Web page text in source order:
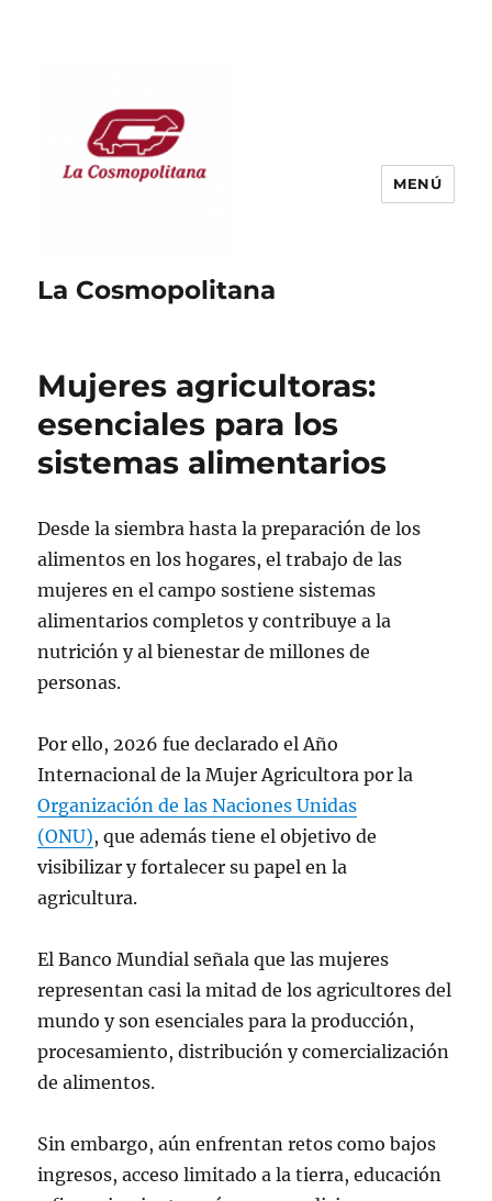
La Cosmopolitana
MENÚ
Mujeres agricultoras:
esenciales para los
sistemas alimentarios
Desde la siembra hasta la preparación de los
alimentos en los hogares, el trabajo de las
mujeres en el campo sostiene sistemas
alimentarios completos y contribuye a la
nutrición y al bienestar de millones de
personas.
Por ello, 2026 fue declarado el Año
Internacional de la Mujer Agricultora por la
Organización de las Naciones Unidas
(ONU), que además tiene el objetivo de
visibilizar y fortalecer su papel en la
agricultura.
El Banco Mundial señala que las mujeres
representan casi la mitad de los agricultores del
mundo y son esenciales para la producción,
procesamiento, distribución y comercialización
de alimentos.
Sin embargo, aún enfrentan retos como bajos
ingresos, acceso limitado a la tierra, educación